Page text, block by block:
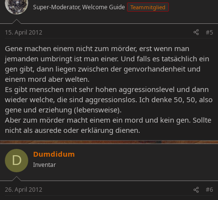
Super-Moderator, Welcome Guide Teammitglied
15. April 2012 #5
Gene machen einem nicht zum mörder, erst wenn man
jemanden umbringt ist man einer. Und falls es tatsächlich ein
gen gibt, dann liegen zwischen der genvorhandenheit und
einem mord aber welten.
Es gibt menschen mit sehr hohen aggressionslevel und dann
wieder welche, die sind aggressionslos. Ich denke 50, 50, also
gene und erziehung (lebensweise).
Aber zum mörder macht einem ein mord und kein gen. Sollte
nicht als ausrede oder erklärung dienen.
D Dumdidum
Inventar
26. April 2012 #6